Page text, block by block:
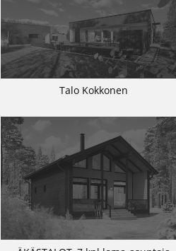
Talo Kokkonen